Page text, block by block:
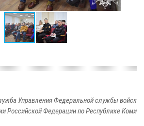
Управления Федеральной службы войск
Российской Федерации по Республике Коми